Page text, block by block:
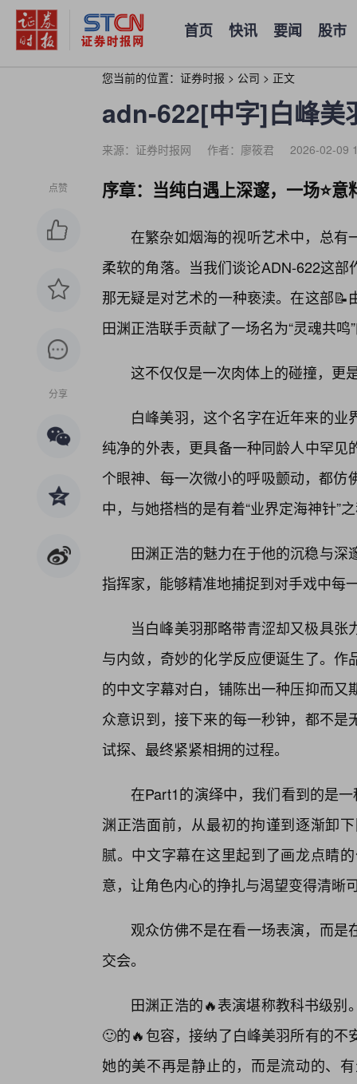
首页 快讯 要闻 股市
您当前的位置： 证券时报 > 公司 > 正文
adn-622[中字]白峰美
来源：证券时报网 作者：廖筱君 2026-02-09
点赞
分享
序章：当纯白遇上深邃，一场⭐
在繁杂如烟海的视听艺术中，总有
柔软的角落。当我们谈论ADN-622这
那无疑是对艺术的一种亵渎。在这部
田渊正浩联手贡献了一场名为“灵魂共鸣
这不仅仅是一次肉体上的碰撞，更
白峰美羽，这个名字在近年来的
纯净的外表，更具备一种同龄人中罕
个眼神、每一次微小的呼吸颤动，都
中，与她搭档的是有着“业界定海神针”
田渊正浩的魅力在于他的沉稳与
指挥家，能够精准地捕捉到对手戏中每
当白峰美羽那略带青涩却又极具
与内敛，奇妙的化学反应便诞生了。
的中文字幕对白，铺陈出一种压抑而
众意识到，接下来的每一秒钟，都不
试探、最终紧紧相拥的过程。
在Part1的演绎中，我们看到的是
渊正浩面前，从最初的拘谨到逐渐卸
腻。中文字幕在这里起到了画龙点睛
意，让角色内心的挣扎与渴望变得清晰
观众仿佛不是在看一场表演，而
交会。
田渊正浩的🔥表演堪称教科书级
🙂的🔥包容，接纳了白峰美羽所有的
她的美不再是静止的，而是流动的、